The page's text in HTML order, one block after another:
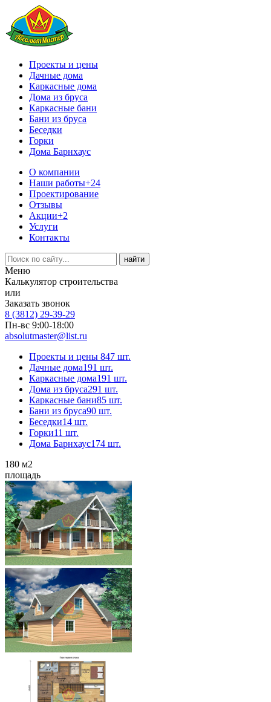
Проекты и цены
Дачные дома
Каркасные дома
Дома из бруса
Каркасные бани
Бани из бруса
Беседки
Горки
Дома Барнхаус
О компании
Наши работы+24
Проектирование
Отзывы
Акции+2
Услуги
Контакты
Меню
Калькулятор строительства
или
Заказать звонок
8 (3812) 29-39-29
Пн-вс 9:00-18:00
absolutmaster@list.ru
Проекты и цены 847 шт.
Дачные дома191 шт.
Каркасные дома191 шт.
Дома из бруса291 шт.
Каркасные бани85 шт.
Бани из бруса90 шт.
Беседки14 шт.
Горки11 шт.
Дома Барнхаус174 шт.
180 м2
площадь